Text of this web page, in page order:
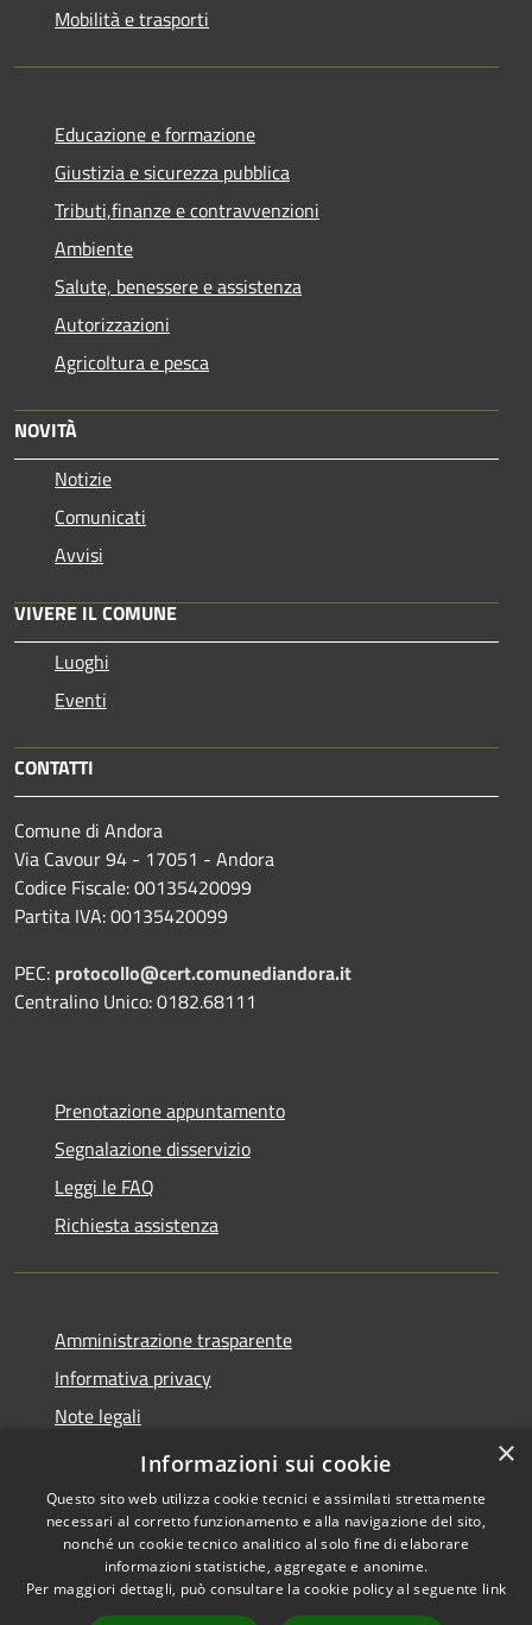
Mobilità e trasporti
Educazione e formazione
Giustizia e sicurezza pubblica
Tributi,finanze e contravvenzioni
Ambiente
Salute, benessere e assistenza
Autorizzazioni
Agricoltura e pesca
NOVITÀ
Notizie
Comunicati
Avvisi
VIVERE IL COMUNE
Luoghi
Eventi
CONTATTI
Comune di Andora
Via Cavour 94 - 17051 - Andora
Codice Fiscale: 00135420099
Partita IVA: 00135420099
PEC: protocollo@cert.comunediandora.it
Centralino Unico: 0182.68111
Prenotazione appuntamento
Segnalazione disservizio
Leggi le FAQ
Richiesta assistenza
Amministrazione trasparente
Informativa privacy
Note legali
Dichiarazione di accessibilità
Accessibilità
Copyright © 2026 • Comune di
Andora • Powered by
×
Informazioni sui cookie
Questo sito web utilizza cookie tecnici e assimilati strettamente
necessari al corretto funzionamento e alla navigazione del sito,
nonché un cookie tecnico analitico al solo fine di elaborare
informazioni statistiche, aggregate e anonime.
Per maggiori dettagli, può consultare la cookie policy al seguente link